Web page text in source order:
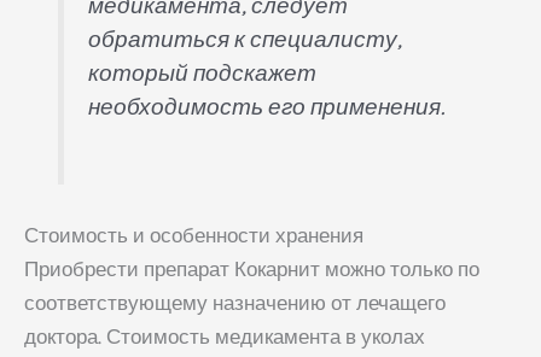
медикамента, следует
обратиться к специалисту,
который подскажет
необходимость его применения.
Стоимость и особенности хранения
Приобрести препарат Кокарнит можно только по
соответствующему назначению от лечащего
доктора. Стоимость медикамента в уколах